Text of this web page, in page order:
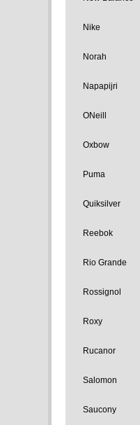
Nike
Norah
Napapijri
ONeill
Oxbow
Puma
Quiksilver
Reebok
Rio Grande
Rossignol
Roxy
Rucanor
Salomon
Saucony